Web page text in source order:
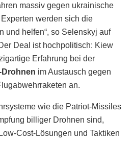
massiv gegen ukrainische
Experten werden sich die
und helfen“, so Selenskyj auf
Deal ist hochpolitisch: Kiew
Erfahrung bei der
im Austausch gegen
an.
wie die Patriot-Missiles
billiger Drohnen sind,
Cost-Lösungen und Taktiken